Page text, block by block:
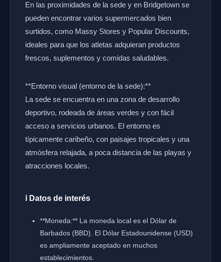
En las proximidades de la sede y en Bridgetown se
pueden encontrar varios supermercados bien
surtidos, como Massy Stores y Popular Discounts,
ideales para que los atletas adquieran productos
frescos, suplementos y comidas saludables.
**Entorno visual (entorno de la sede):**
La sede se encuentra en una zona de desarrollo
deportivo, rodeada de áreas verdes y con fácil
acceso a servicios urbanos. El entorno es
típicamente caribeño, con paisajes tropicales y una
atmósfera relajada, a poca distancia de las playas y
atracciones locales.
ℹ️ Datos de interés
**Moneda:** La moneda local es el Dólar de
Barbados (BBD). El Dólar Estadounidense (USD)
es ampliamente aceptado en muchos
establecimientos.